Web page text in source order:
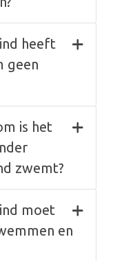
heeft
geen
is het
zwemt?
moet
en